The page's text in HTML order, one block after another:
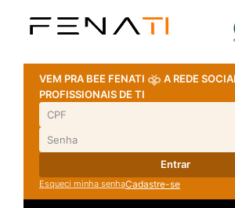
VEM PRA BEE FENATI
A REDE
PROFISSIONAIS DE TI
Entrar
Esqueci minha senhaCadastre-se